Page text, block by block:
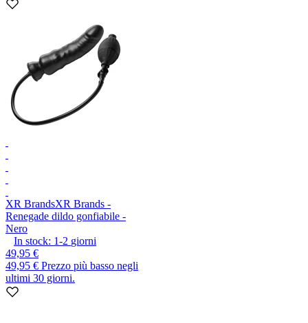
XR BrandsXR Brands -
Renegade dildo gonfiabile -
Nero
In stock: 1-2 giorni
49,95 €
49,95 € Prezzo più basso negli
ultimi 30 giorni.